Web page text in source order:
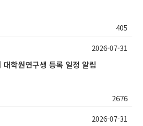
405
학원연구생 등록 일정 알림
2676
2026-07-31
2026-07-31